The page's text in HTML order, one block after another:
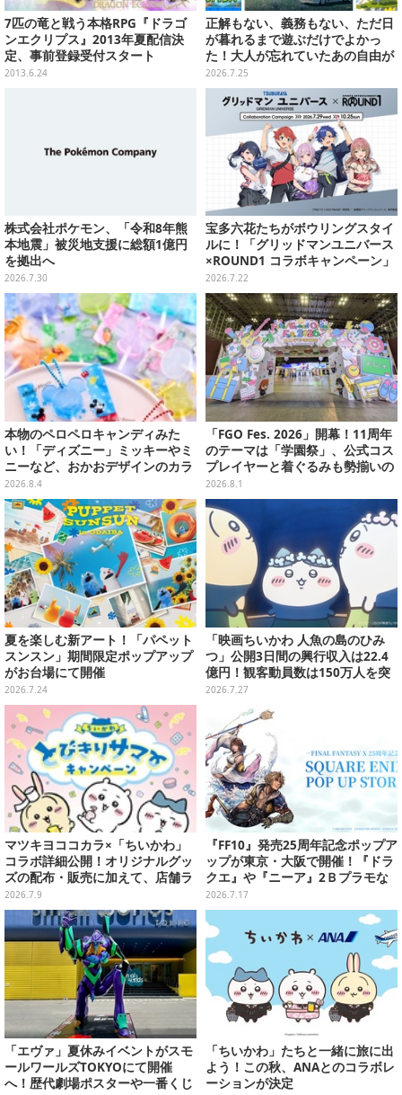
7匹の竜と戦う本格RPG『ドラゴ
ンエクリプス』2013年夏配信決
定、事前登録受付スタート
2013.6.24
正解もない、義務もない、ただ日
が暮れるまで遊ぶだけでよかっ
た！大人が忘れていたあの自由が
蘇るノスタルジー夏休みゲームお
すすめ5選【特集】
2026.7.25
株式会社ポケモン、「令和8年熊
本地震」被災地支援に総額1億円
を拠出へ
2026.7.30
宝多六花たちがボウリングスタイ
ルに！「グリッドマンユニバース
×ROUND1 コラボキャンペーン」
開催決定、企画やグッズ販売を実
施
2026.7.22
本物のペロペロキャンディみた
い！「ディズニー」ミッキーやミ
ニーなど、おかおデザインのカラ
フルチャーム全10種が8月31日発
売
2026.8.4
「FGO Fes. 2026」開幕！11周年
のテーマは「学園祭」、公式コス
プレイヤーと着ぐるみも勢揃いの
カルデア学園はお祭り一色
2026.8.1
夏を楽しむ新アート！「パペット
スンスン」期間限定ポップアップ
がお台場にて開催
2026.7.24
「映画ちいかわ 人魚の島のひみ
つ」公開3日間の興行収入は22.4
億円！観客動員数は150万人を突
破
2026.7.27
マツキヨココカラ×「ちいかわ」
コラボ詳細公開！オリジナルグッ
ズの配布・販売に加えて、店舗ラ
ッピングや”花火打ち上げ”まで盛
り沢山
2026.7.9
『FF10』発売25周年記念ポップア
ップが東京・大阪で開催！『ドラ
クエ』や『ニーア』2Ｂプラモな
ども販売
2026.7.17
「エヴァ」夏休みイベントがスモ
ールワールズTOKYOにて開催
へ！歴代劇場ポスターや一番くじ
「ちいかわ」たちと一緒に旅に出
よう！この秋、ANAとのコラボレ
ーションが決定